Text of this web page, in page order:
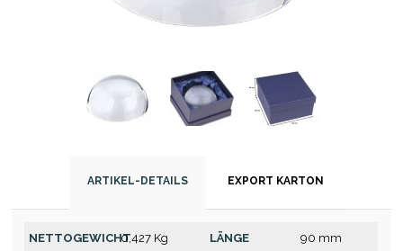
ARTIKEL-DETAILS EXPORT KARTON
NETTOGEWICHT0,427 Kg LÄNGE 90 mm